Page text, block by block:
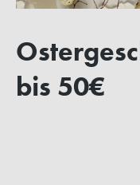
bis 50€